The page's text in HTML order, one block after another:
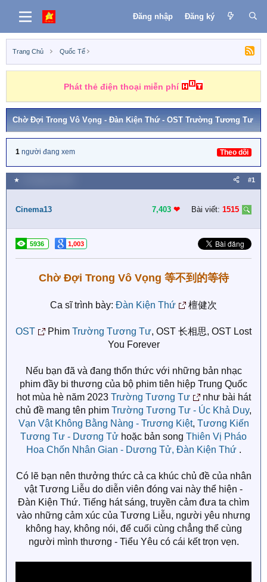
Đăng nhập Đăng ký
Trang Chủ Quốc Tế
Phát thẻ điện thoại miễn phí
Chờ Đợi Trong Vô Vọng - Đàn Kiện Thứ - OST Trường Tương Tư
1 người đang xem Theo dõi
★ #1
Cinema13 7,403 ❤︎ Bài viết: 1515
5936 1,003
Chờ Đợi Trong Vô Vọng 等不到的等待
Ca sĩ trình bày: Đàn Kiện Thứ 檀健次
OST Phim Trường Tương Tư, OST 长相思, OST Lost
You Forever
Nếu bạn đã và đang thổn thức với những bản nhạc
phim đầy bi thương của bộ phim tiên hiệp Trung Quốc
hot mùa hè năm 2023 Trường Tương Tư
như bài hát
chủ đề mang tên phim Trường Tương Tư - Úc Khả Duy,
Vạn Vật Không Bằng Nàng - Trương Kiệt, Tương Kiến
Tương Tư - Dương Tử hoặc bản song Thiên Vị Pháo
Hoa Chốn Nhân Gian - Dương Tử, Đàn Kiện Thứ.
Có lẽ bạn nên thưởng thức cả ca khúc chủ đề của nhân
vật Tương Liễu do diễn viên đóng vai này thể hiện -
Đàn Kiện Thứ. Tiếng hát sáng, truyền cảm đưa ta chìm
vào những cảm xúc của Tương Liễu, người yêu nhưng
không hay, không nói, để cuối cùng chẳng thể cùng
người mình thương - Tiểu Yêu có cái kết trọn vẹn.